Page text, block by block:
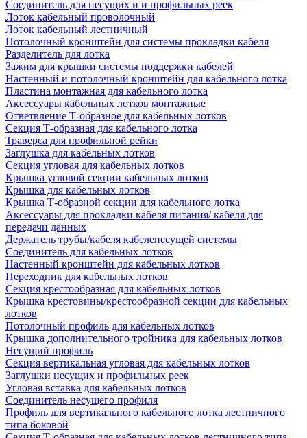
Соединитель для несущих и и профильных реек
Лоток кабельный проволочный
Лоток кабельный лестничный
Потолочный кронштейн для системы прокладки кабеля
Разделитель для лотка
Зажим для крышки системы поддержки кабелей
Настенный и потолочный кронштейн для кабельного лотка
Пластина монтажная для кабельного лотка
Аксессуары кабельных лотков монтажные
Ответвление Т-образное для кабельных лотков
Секция Т-образная для кабельного лотка
Траверса для профильной рейки
Заглушка для кабельных лотков
Секция угловая для кабельных лотков
Крышка угловой секции кабельных лотков
Крышка для кабельных лотков
Крышка Т-образной секции для кабельного лотка
Аксессуары для прокладки кабеля питания/ кабеля для
передачи данных
Держатель трубы/кабеля кабеленесущей системы
Соединитель для кабельных лотков
Настенный кронштейн для кабельных лотков
Переходник для кабельных лотков
Секция крестообразная для кабельных лотков
Крышка крестовины/крестообразной секции для кабельных
лотков
Потолочный профиль для кабельных лотков
Крышка дополнительного тройника для кабельных лотков
Несущий профиль
Секция вертикальная угловая для кабельных лотков
Заглушки несущих и профильных реек
Угловая вставка для кабельных лотков
Соединитель несущего профиля
Профиль для вертикального кабельного лотка лестничного
типа боковой